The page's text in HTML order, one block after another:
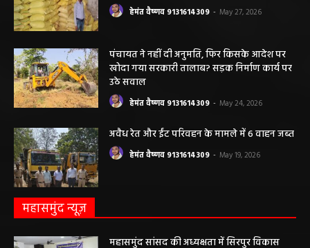
हेमंत वैष्णव 9131614309 - May 27, 2026
पंचायत ने नहीं दी अनुमति, फिर किसके आदेश पर
खोदा गया सरकारी तालाब? सड़क निर्माण कार्य पर
उठे सवाल
हेमंत वैष्णव 9131614309 - May 24, 2026
अवैध रेत और ईंट परिवहन के मामले में 6 वाहन जब्त
हेमंत वैष्णव 9131614309 - May 19, 2026
महासमुंद न्यूज़
महासमुंद सांसद की अध्यक्षता में सिरपुर विकास